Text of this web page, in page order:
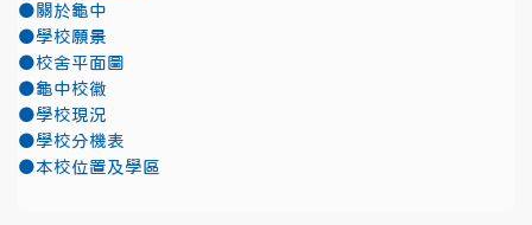
●關於龜中
●學校願景
●校舍平面圖
●龜中校徽
●學校現況
●學校分機表
●本校位置及學區